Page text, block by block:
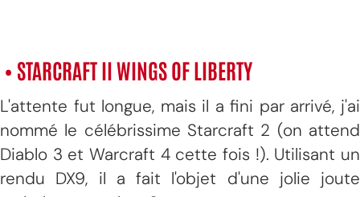
• STARCRAFT II WINGS OF LIBERTY
L'attente fut longue, mais il a fini par arrivé, j'ai
nommé le célébrissime Starcraft 2 (on attend
Diablo 3 et Warcraft 4 cette fois !). Utilisant un
rendu DX9, il a fait l'objet d'une jolie joute